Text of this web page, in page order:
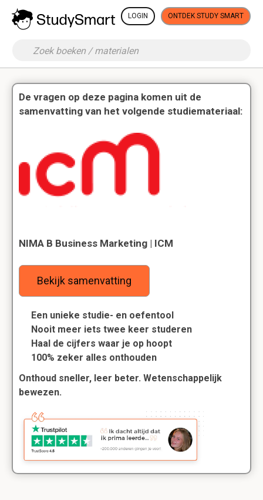
LOGIN ONTDEK STUDY SMART
De vragen op deze pagina komen uit de
samenvatting van het volgende studiemateriaal:
NIMA B Business Marketing | ICM
Bekijk samenvatting
Een unieke studie- en oefentool
Nooit meer iets twee keer studeren
Haal de cijfers waar je op hoopt
100% zeker alles onthouden
Onthoud sneller, leer beter. Wetenschappelijk
bewezen.